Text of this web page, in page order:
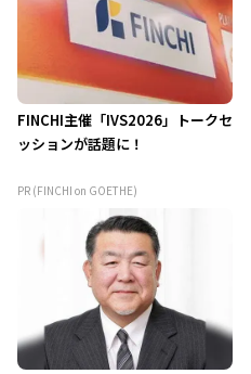
FINCHI主催「IVS2026」トークセ
ッションが話題に！
PR (FINCHI on GOETHE)